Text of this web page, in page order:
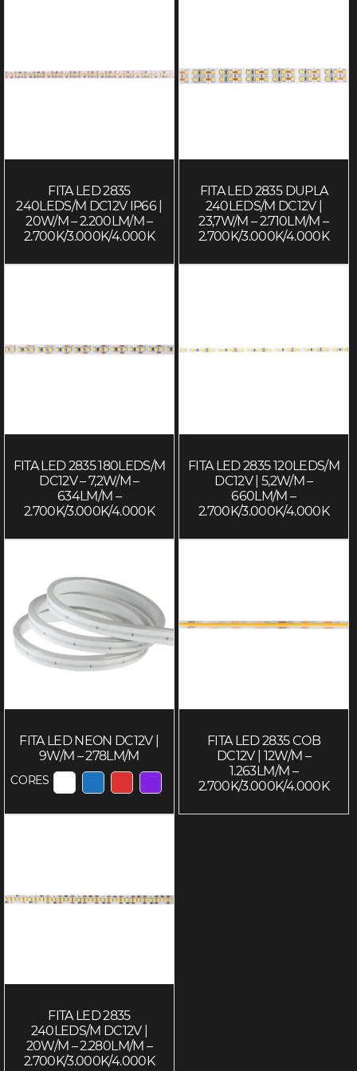
FITA LED 2835
240LEDS/M DC12V IP66 |
20W/M – 2.200LM/M –
2.700K/3.000K/4.000K
FITA LED 2835 DUPLA
240LEDS/M DC12V |
23,7W/M – 2.710LM/M –
2.700K/3.000K/4.000K
FITA LED 2835 180LEDS/M
DC12V – 7,2W/M –
634LM/M –
2.700K/3.000K/4.000K
FITA LED 2835 120LEDS/M
DC12V | 5,2W/M –
660LM/M –
2.700K/3.000K/4.000K
FITA LED NEON DC12V |
9W/M – 278LM/M
CORES
EXIBIR COR 7038
EXIBIR COR 7039
EXIBIR COR 7040
EXIBIR COR 7041
FITA LED 2835 COB
DC12V | 12W/M –
1.263LM/M –
2.700K/3.000K/4.000K
FITA LED 2835
240LEDS/M DC12V |
20W/M – 2.280LM/M –
2.700K/3.000K/4.000K